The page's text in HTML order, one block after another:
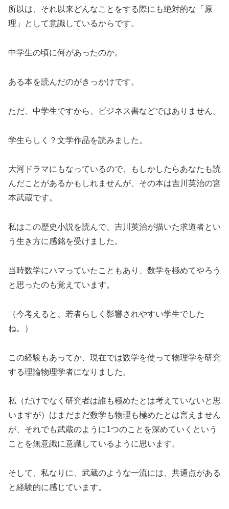
所以は、それ以来どんなことをする際にも絶対的な「原
理」として意識しているからです。
中学生の頃に何があったのか。
ある本を読んだのがきっかけです。
ただ、中学生ですから、ビジネス書などではありません。
学生らしく？文学作品を読みました。
大河ドラマにもなっているので、もしかしたらあなたも読
んだことがあるかもしれませんが、その本は吉川英治の宮
本武蔵です。
私はこの歴史小説を読んで、吉川英治が描いた求道者とい
う生き方に感銘を受けました。
当時数学にハマっていたこともあり、数学を極めてやろう
と思ったのも覚えています。
（今考えると、若者らしく影響されやすい学生でした
ね。）
この経験もあってか、現在では数学を使って物理学を研究
する理論物理学者になりました。
私（だけでなく研究者は誰も極めたとは考えていないと思
いますが）はまだまだ数学も物理も極めたとは言えません
が、それでも武蔵のように1つのことを深めていくという
ことを無意識に意識しているように思います。
そして、私なりに、武蔵のような一流には、共通点がある
と経験的に感じています。